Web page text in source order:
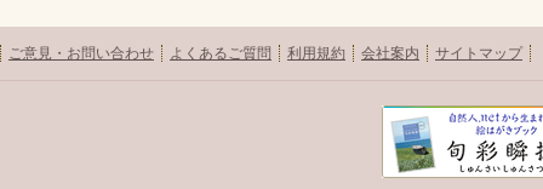
ご意見・お問い合わせ よくあるご質問 利用規約 会社案内 サイトマップ